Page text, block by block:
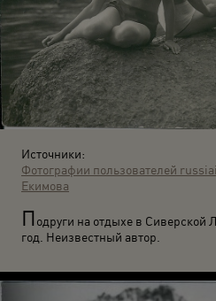
Источники:
Фотографии пользователей
Екимова
Подруги на отдыхе в Сиверской
год. Неизвестный автор.